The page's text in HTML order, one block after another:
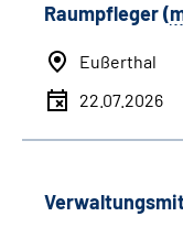
Raumpfleger (
Eußerthal
22.07.2026